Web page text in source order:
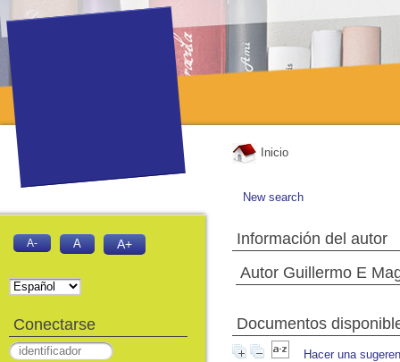
Inicio
New search
Información del autor
Autor Guillermo E
Documentos
Hacer una
A- A A+
Conectarse